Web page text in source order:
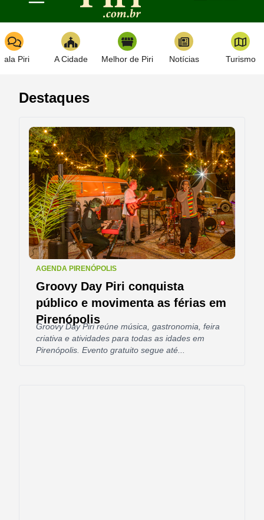
Toggle navigation
Piri A Cidade Melhor de Piri Notícias Turismo
Destaques
AGENDA PIRENÓPOLIS
Groovy Day Piri conquista
público e movimenta as férias em
Pirenópolis
Groovy Day Piri reúne música, gastronomia, feira
criativa e atividades para todas as idades em
Pirenópolis. Evento gratuito segue até...